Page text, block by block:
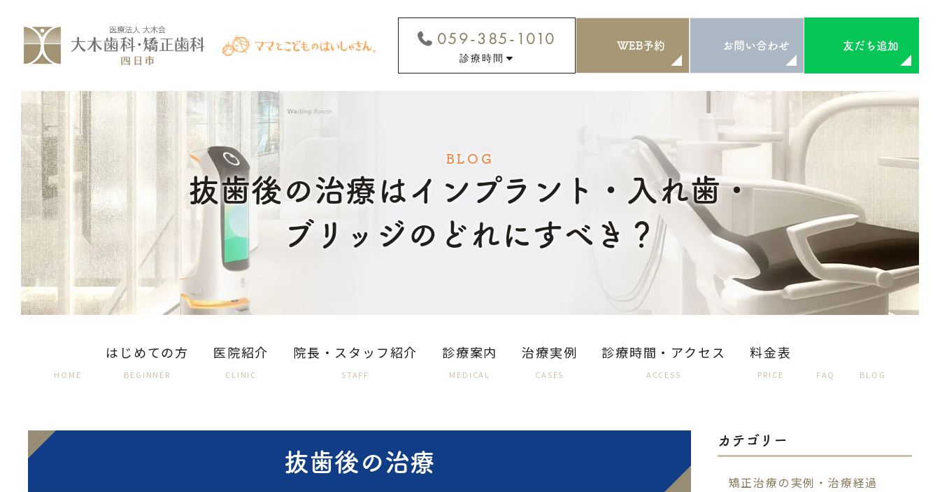
059-385-1010
診療時間
WEB予約 お問い合わせ 友だち追加
BLOG
抜歯後の治療はインプラント・入れ歯・
ブリッジのどれにすべき？
HOME
はじめての方
BEGINNER
医院紹介
CLINIC
院長・スタッフ紹介
STAFF
診療案内
MEDICAL
治療実例
CASES
診療時間・アクセス
ACCESS
料金表
PRICE FAQ BLOG
抜歯後の治療
カテゴリー
矯正治療の実例・治療経過